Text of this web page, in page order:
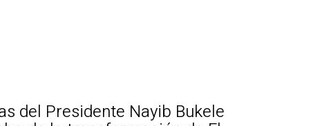
del Presidente Nayib Bukele